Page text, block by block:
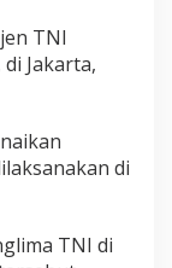
TNI
Jakarta,
di
TNI di